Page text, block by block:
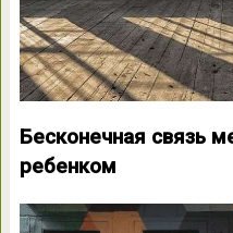
Бесконечная связь
ребенком